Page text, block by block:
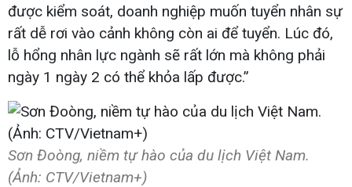
được kiểm soát, doanh nghiệp muốn tuyển nhân sự
rất dễ rơi vào cảnh không còn ai để tuyển. Lúc đó,
lỗ hổng nhân lực ngành sẽ rất lớn mà không phải
ngày 1 ngày 2 có thể khỏa lấp được.”
Sơn Đoòng, niềm tự hào của du lịch Việt Nam.
(Ảnh: CTV/Vietnam+)